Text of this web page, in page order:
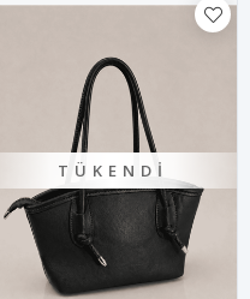
TÜKENDI